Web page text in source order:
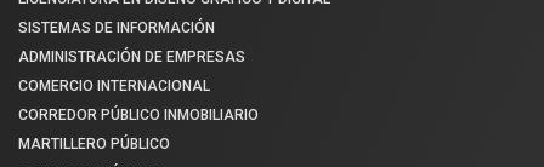
SISTEMAS DE INFORMACIÓN
ADMINISTRACIÓN DE EMPRESAS
COMERCIO INTERNACIONAL
CORREDOR PÚBLICO INMOBILIARIO
MARTILLERO PÚBLICO